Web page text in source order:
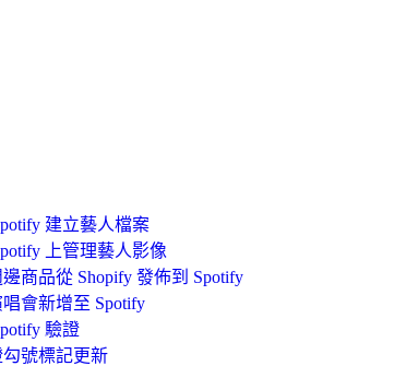
建立藝人檔案
上管理藝人影像
商品從 Shopify 發佈到 Spotify
會新增至 Spotify
驗證
勾號標記更新